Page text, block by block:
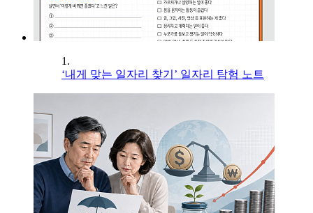
1.
‘내게 맞는 일자리 찾기’ 일자리 탐험 노트